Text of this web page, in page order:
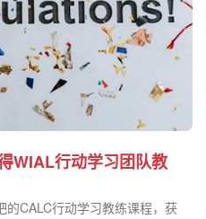
WIAL行动学习团队教
CALC行动学习教练课程，获